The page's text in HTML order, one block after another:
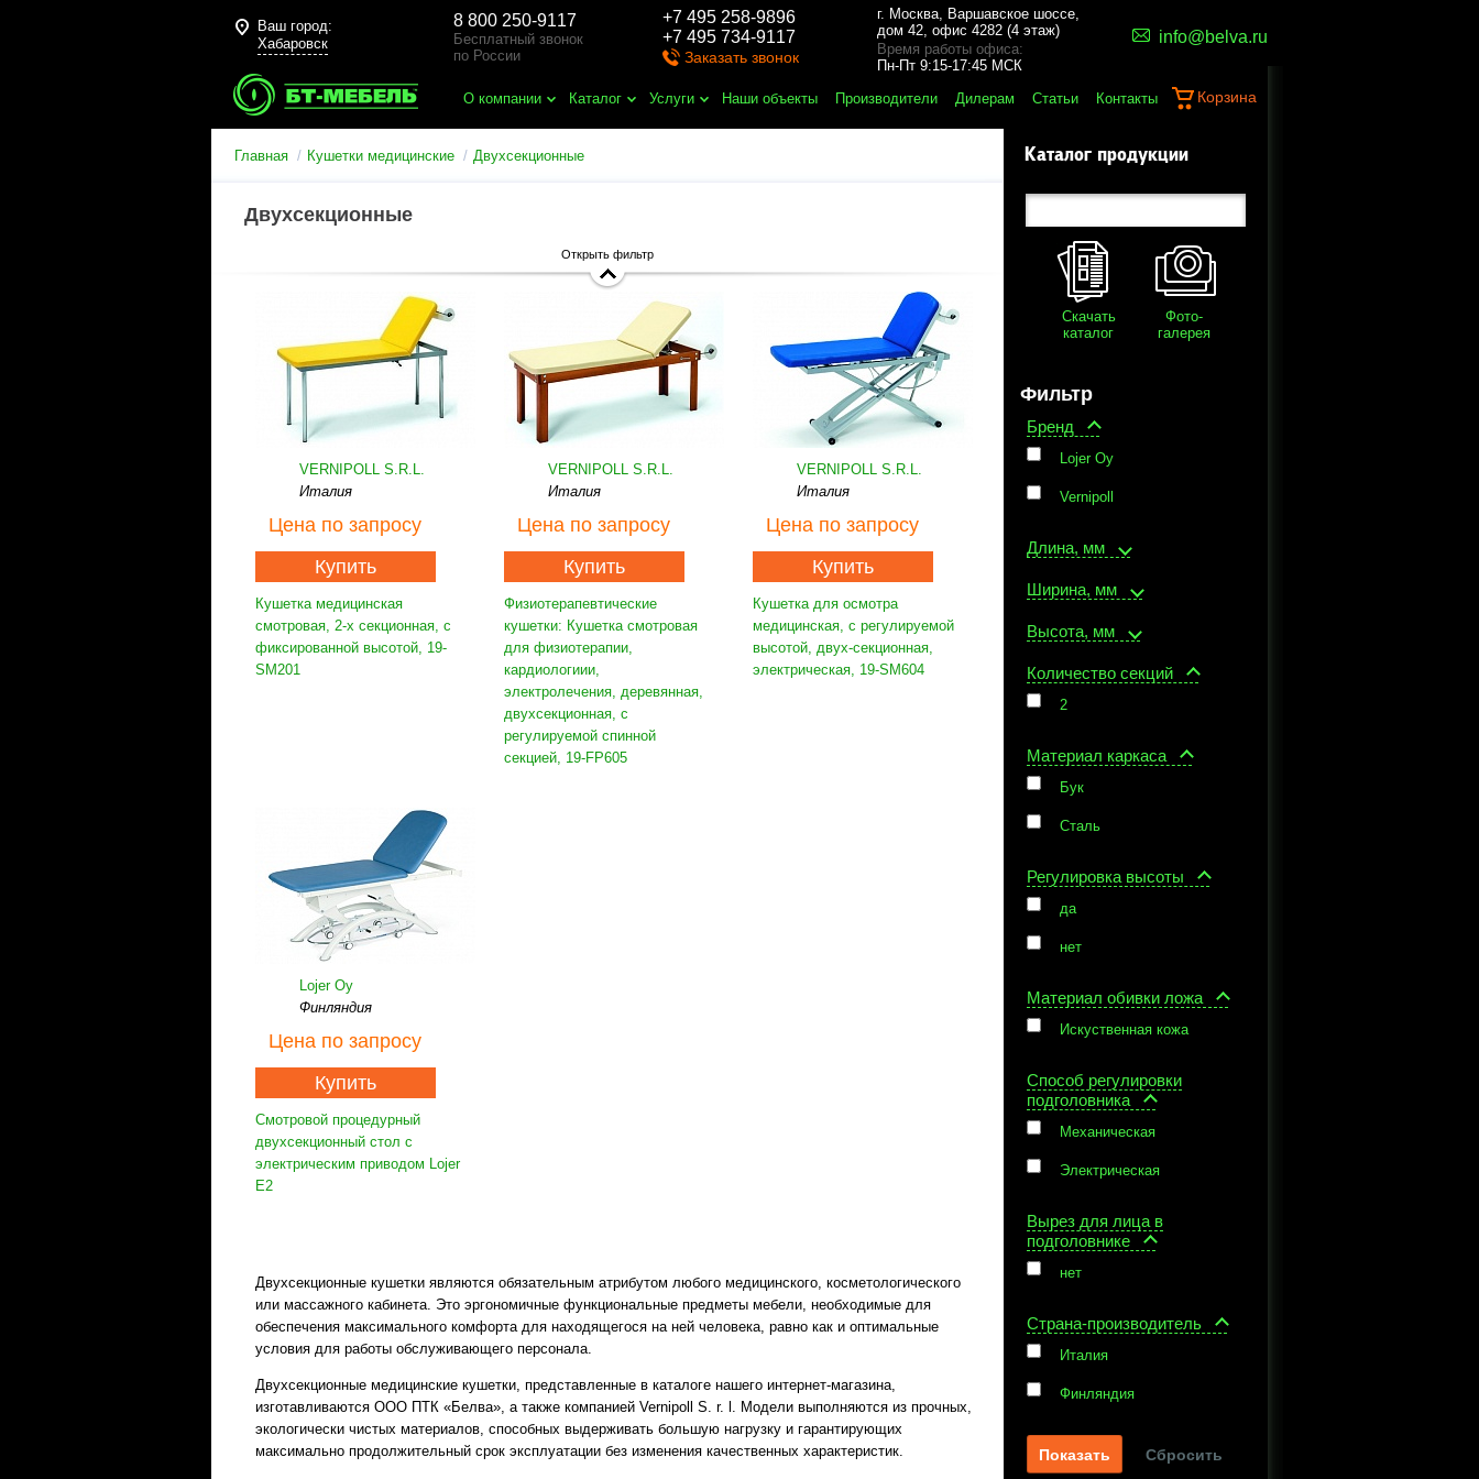
Ваш город:
Хабаровск
8 800 250-9117
Бесплатный звонок
по России
+7 495 258-9896
+7 495 734-9117
Заказать звонок
г. Москва, Варшавское шоссе,
дом 42, офис 4282 (4 этаж)
Время работы офиса:
Пн-Пт 9:15-17:45 МСК
info@belva.ru
О компании Каталог Услуги Наши объекты Производители Дилерам Статьи Контакты Корзина
Главная Кушетки медицинские Двухсекционные
Двухсекционные
Открыть фильтр
VERNIPOLL S.R.L.
Италия
Цена по запросу
Купить
Кушетка медицинская
смотровая, 2-х секционная, с
фиксированной высотой, 19-
SM201
VERNIPOLL S.R.L.
Италия
Цена по запросу
Купить
Физиотерапевтические
кушетки: Кушетка смотровая
для физиотерапии,
кардиологиии,
электролечения, деревянная,
двухсекционная, с
регулируемой спинной
секцией, 19-FP605
VERNIPOLL S.R.L.
Италия
Цена по запросу
Купить
Кушетка для осмотра
медицинская, с регулируемой
высотой, двух-секционная,
электрическая, 19-SM604
Lojer Oy
Финляндия
Цена по запросу
Купить
Смотровой процедурный
двухсекционный стол с
электрическим приводом Lojer
E2
Двухсекционные кушетки являются обязательным атрибутом любого медицинского, косметологического
или массажного кабинета. Это эргономичные функциональные предметы мебели, необходимые для
обеспечения максимального комфорта для находящегося на ней человека, равно как и оптимальные
условия для работы обслуживающего персонала.
Двухсекционные медицинские кушетки, представленные в каталоге нашего интернет-магазина,
изготавливаются ООО ПТК «Белва», а также компанией Vernipoll S. r. l. Модели выполняются из прочных,
экологически чистых материалов, способных выдерживать большую нагрузку и гарантирующих
максимально продолжительный срок эксплуатации без изменения качественных характеристик.
Каталог продукции
Скачать
каталог
Фото-
галерея
Фильтр
Бренд
Lojer Oy
Vernipoll
Длина, мм
Ширина, мм
Высота, мм
Количество секций
2
Материал каркаса
Бук
Сталь
Регулировка высоты
да
нет
Материал обивки ложа
Искуственная кожа
Способ регулировки
подголовника
Механическая
Электрическая
Вырез для лица в
подголовнике
нет
Страна-производитель
Италия
Финляндия
Сбросить